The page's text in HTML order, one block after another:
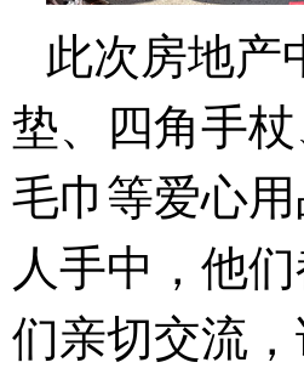
此次房地产
垫、四角手
毛巾等爱心
人手中，他
们亲切交流